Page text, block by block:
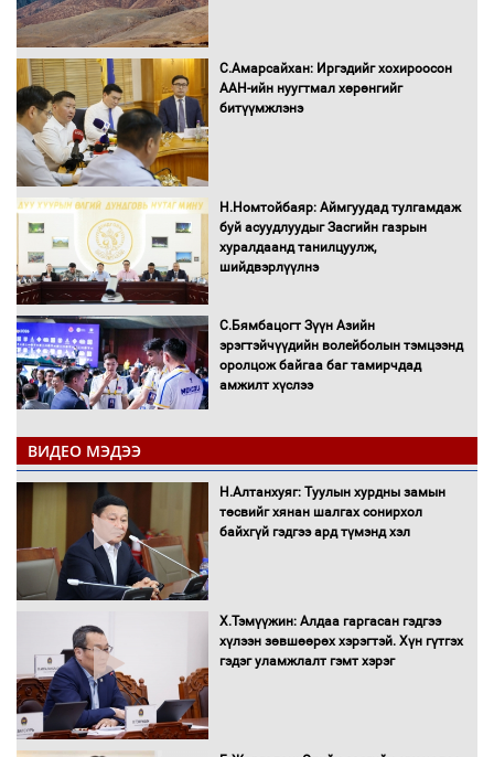
С.Амарсайхан: Иргэдийг хохироосон
ААН-ийн нуугтмал хөрөнгийг
битүүмжлэнэ
Н.Номтойбаяр: Аймгуудад тулгамдаж
буй асуудлуудыг Засгийн газрын
хуралдаанд танилцуулж,
шийдвэрлүүлнэ
С.Бямбацогт Зүүн Азийн
эрэгтэйчүүдийн волейболын тэмцээнд
оролцож байгаа баг тамирчдад
амжилт хүслээ
Автобензин, дизель түлшний онцгой
албан татварыг тэглэлээ
Санхүүгийн хэмнэлтийн горимд эрүүл
мэндийн салбар хамаарахгүй
Нөөцийн махны худалдаа,
ВИДЕО МЭДЭЭ
Н.Алтанхуяг: Туулын хурдны замын
төсвийг хянан шалгах сонирхол
байхгүй гэдгээ ард түмэнд хэл
Х.Тэмүүжин: Алдаа гаргасан гэдгээ
хүлээн зөвшөөрөх хэрэгтэй. Хүн гүтгэх
гэдэг уламжлалт гэмт хэрэг